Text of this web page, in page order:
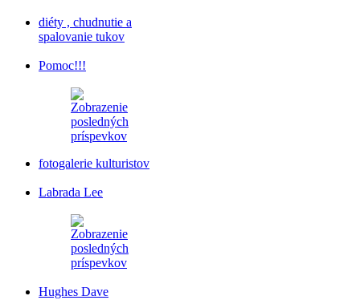
diéty , chudnutie a
spalovanie tukov
Pomoc!!!
fotogalerie kulturistov
Labrada Lee
Hughes Dave